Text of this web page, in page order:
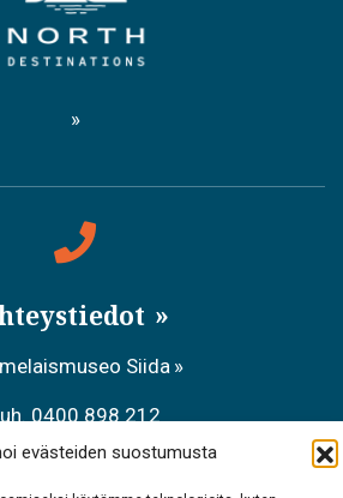
evästeiden suostumusta
Siida
0400 898 212
asiakaspalvelu